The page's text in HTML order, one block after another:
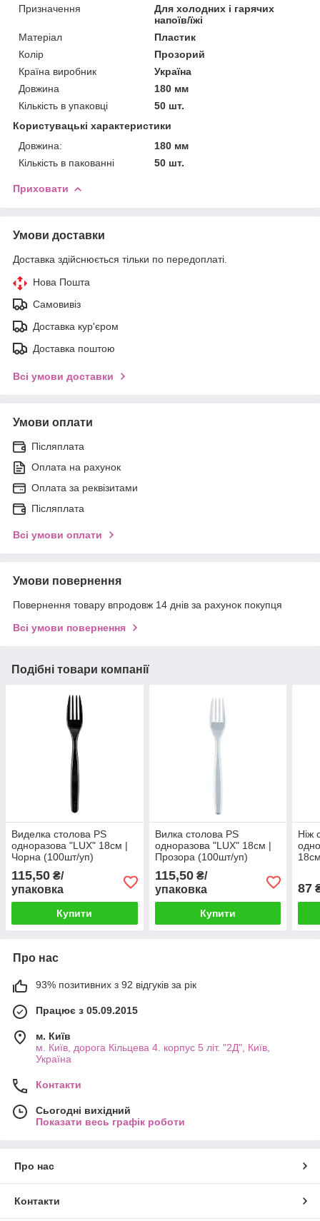
Призначення
Для холодних і гарячих
напоїв/їжі
Матеріал
Пластик
Колір
Прозорий
Країна виробник
Україна
Довжина
180 мм
Кількість в упаковці
50 шт.
Користувацькі характеристики
Довжина:
180 мм
Кількість в пакованні
50 шт.
Приховати
Умови доставки
Доставка здійснюється тільки по передоплаті.
Нова Пошта
Самовивіз
Доставка кур'єром
Доставка поштою
Всі умови доставки
Умови оплати
Післяплата
Оплата на рахунок
Оплата за реквізитами
Післяплата
Всі умови оплати
Умови повернення
Повернення товару впродовж 14 днів за рахунок покупця
Всі умови повернення
Подібні товари компанії
Виделка столова PS
одноразова "LUX" 18см |
Чорна (100шт/уп)
115,50 ₴/
упаковка
Купити
Вилка столова PS
одноразова "LUX" 18см |
Прозора (100шт/уп)
115,50₴/
упаковка
Купити
Ніж
87
Про нас
93% позитивних з 92 відгуків за рік
Працює з 05.09.2015
м. Київ
м. Київ, дорога Кільцева 4. корпус 5 літ. "2Д", Київ,
Україна
Контакти
Сьогодні вихідний
Показати весь графік роботи
Про нас
Контакти